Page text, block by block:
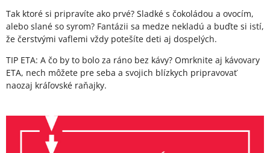
Tak ktoré si pripravíte ako prvé? Sladké s čokoládou a ovocím,
alebo slané so syrom? Fantázii sa medze nekladú a buďte si istí,
že čerstvými vaflemi vždy potešíte deti aj dospelých.
TIP ETA: A čo by to bolo za ráno bez kávy? Omrknite aj kávovary
ETA, nech môžete pre seba a svojich blízkych pripravovať
naozaj kráľovské raňajky.